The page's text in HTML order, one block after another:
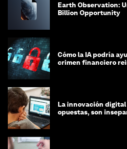
Earth Observation:
Billion Opportunity
Cómo la IA podría
crimen financiero
La innovación digital
opuestas, son